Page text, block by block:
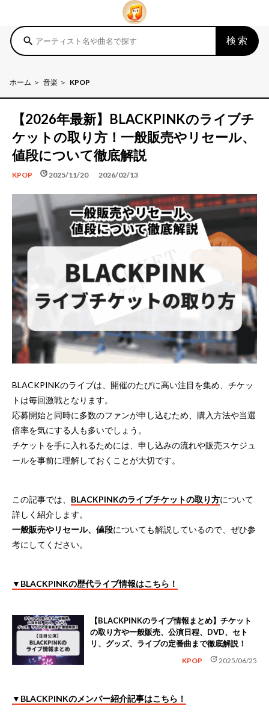
search 検索
ホーム 音楽 KPOP
【2026年最新】BLACKPINKのライブチ
ケットの取り方！一般販売やリセール、
値段について徹底解説
KPOP schedule 2025/11/20
update 2026/02/13
BLACKPINKのライブは、開催のたびに高い注目を集め、チケッ
トは毎回激戦となります。
応募開始と同時に多数のファンが申し込むため、購入方法や当選
倍率を気にする人も多いでしょう。
チケットを手に入れるためには、申し込みの流れや販売スケジュ
ールを事前に理解しておくことが大切です。
この記事では、 BLACKPINKのライブチケットの取り方について
詳しく紹介します。
一般販売やリセール、値段についても解説しているので、ぜひ参
考にしてください。
▼BLACKPINKの歴代ライブ情報はこちら！
【BLACKPINKのライブ情報まとめ】チケット
の取り方や一般販売、公演日程、DVD、セト
リ、グッズ、ライブの定番曲まで徹底解説！
KPOP update2025/06/25
▼BLACKPINKのメンバー紹介記事はこちら！